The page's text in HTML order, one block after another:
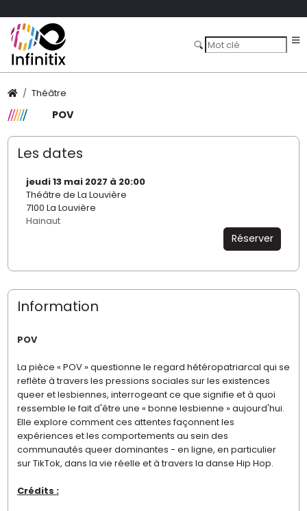
Théâtre
POV
Les dates
jeudi 13 mai 2027 à 20:00
Théâtre de La Louvière
7100 La Louvière
Hainaut
Réserver
Information
POV
La pièce « POV » questionne le regard hétéropatriarcal qui se
reflète à travers les pressions sociales sur les existences
queer et lesbiennes, interrogeant ce que signifie et à quoi
ressemble le fait d'être une « bonne lesbienne » aujourd'hui.
Elle explore comment ces attentes façonnent les
expériences et les comportements au sein des
communautés queer dominantes - en ligne, en particulier
sur TikTok, dans la vie réelle et à travers la danse Hip Hop.
Crédits :